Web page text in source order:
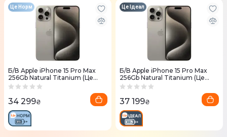
Б/В Apple iPhone 15 Pro Max
256Gb Natural Titanium (Це
Норм)
Це Норм
34 299₴
Б/В Apple iPhone 15 Pro Max
256Gb Natural Titanium (Це
Ідеал)
Це Ідеал
37 199₴